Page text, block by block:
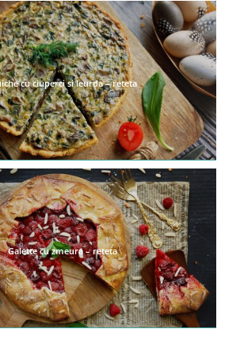
cu ciuperci si leurda – reteta
Galette cu zmeura – reteta